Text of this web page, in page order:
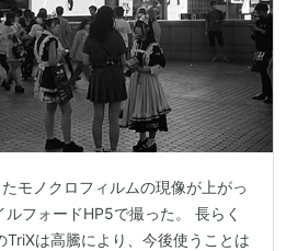
モノクロフィルムの現像が上がっ
フォードHP5で撮った。 長らく
TriXは高騰により、今後使うことは